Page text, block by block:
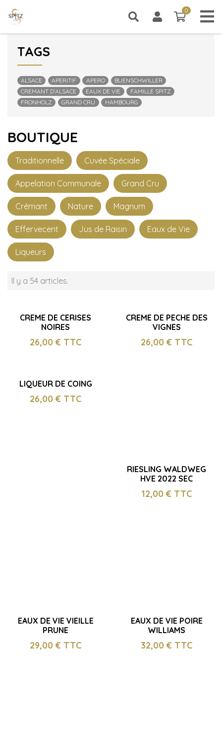
0
0 article
BOUTIQUE
Traditionnelle Cuvée Spéciale
Appelation Communale Grand Cru
Crémant Nature Magnum
Effervecent Jus de Raisin Eaux de Vie
Liqueurs
Il y a 54 articles.
CREME DE CERISES
NOIRES
26,00 € TTC
CREME DE PECHE DES
VIGNES
26,00 € TTC
LIQUEUR DE COING
26,00 € TTC
RIESLING WALDWEG
HVE 2022 SEC
12,00 € TTC
EAUX DE VIE VIEILLE
PRUNE
29,00 € TTC
EAUX DE VIE POIRE
WILLIAMS
32,00 € TTC
CATÉGORIES
TAGS
ALSACE APERITIF APERO
BLIENSCHWILLER
CREMANT D'ALSACE
EAUX DE VIE
FAMILLE SPITZ
FRONHOLZ
GRAND CRU HAMBOURG